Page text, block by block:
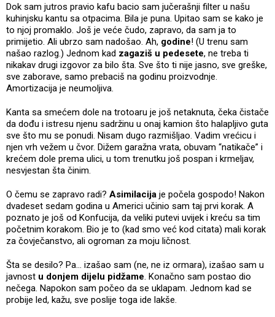
Dok sam jutros pravio kafu bacio sam jučerašnji filter u našu
kuhinjsku kantu sa otpacima. Bila je puna. Upitao sam se kako je
to njoj promaklo. Još je veće čudo, zapravo, da sam ja to
primijetio. Ali ubrzo sam nadošao. Ah, godine! (U trenu sam
našao razlog.) Jednom kad zagaziš u pedesete, ne treba ti
nikakav drugi izgovor za bilo šta. Sve što ti nije jasno, sve greške,
sve zaborave, samo prebaciš na godinu proizvodnje.
Amortizacija je neumoljiva.
Kanta sa smećem dole na trotoaru je još netaknuta, čeka čistače
da dođu i istresu njenu sadržinu u onaj kamion što halapljivo guta
sve što mu se ponudi. Nisam dugo razmišljao. Vadim vrećicu i
njen vrh vežem u čvor. Dižem garažna vrata, obuvam “natikače” i
krećem dole prema ulici, u tom trenutku još pospan i krmeljav,
nesvjestan šta činim.
O čemu se zapravo radi? Asimilacija je počela gospodo! Nakon
dvadeset sedam godina u Americi učinio sam taj prvi korak. A
poznato je još od Konfucija, da veliki putevi uvijek i kreću sa tim
početnim korakom. Bio je to (kad smo već kod citata) mali korak
za čovječanstvo, ali ogroman za moju ličnost.
Šta se desilo? Pa… izašao sam (ne, ne iz ormara), izašao sam u
javnost u donjem dijelu pidžame. Konačno sam postao dio
nečega. Napokon sam počeo da se uklapam. Jednom kad se
probije led, kažu, sve poslije toga ide lakše.